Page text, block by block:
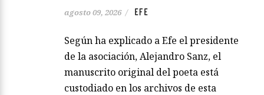
agosto 09, 2026 / EFE
Según ha explicado a Efe el presidente
de la asociación, Alejandro Sanz, el
manuscrito original del poeta está
custodiado en los archivos de esta